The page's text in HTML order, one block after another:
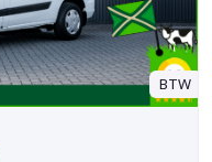
BTW